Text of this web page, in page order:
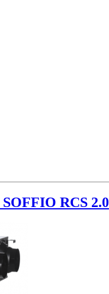
RCS 2.0